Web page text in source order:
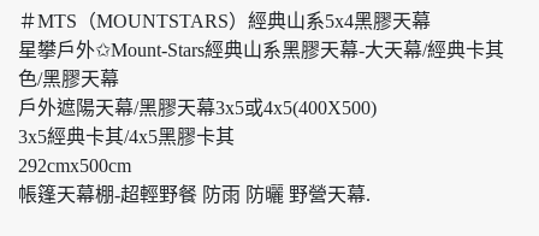
＃MTS（MOUNTSTARS）經典山系5x4黑膠天幕
星攀戶外✩Mount-Stars經典山系黑膠天幕-大天幕/經典卡其
色/黑膠天幕
戶外遮陽天幕/黑膠天幕3x5或4x5(400X500)
3x5經典卡其/4x5黑膠卡其
292cmx500cm
帳篷天幕棚-超輕野餐 防雨 防曬 野營天幕.